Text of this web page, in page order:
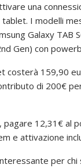
una
I modelli
Galaxy TAB
Gen) con
costerà 159,90
di 200€
pagare 12,31€ al
e attivazione
per chi